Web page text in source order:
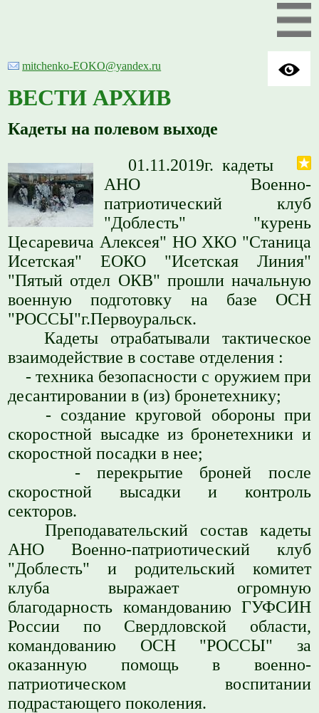
mitchenko-EOKO@yandex.ru
ВЕСТИ АРХИВ
Кадеты на полевом выходе
01.11.2019г. кадеты
АНО Военно-
патриотический клуб
"Доблесть" "курень
Цесаревича Алексея" НО ХКО "Станица
Исетская" ЕОКО "Исетская Линия"
"Пятый отдел ОКВ" прошли начальную
военную подготовку на базе ОСН
"РОССЫ"г.Первоуральск.
Кадеты отрабатывали тактическое
взаимодействие в составе отделения :
- техника безопасности с оружием при
десантировании в (из) бронетехнику;
- создание круговой обороны при
скоростной высадке из бронетехники и
скоростной посадки в нее;
- перекрытие броней после
скоростной высадки и контроль
секторов.
Преподавательский состав кадеты
АНО Военно-патриотический клуб
"Доблесть" и родительский комитет
клуба выражает огромную
благодарность командованию ГУФСИН
России по Свердловской области,
командованию ОСН "РОССЫ" за
оказанную помощь в военно-
патриотическом воспитании
подрастающего поколения.